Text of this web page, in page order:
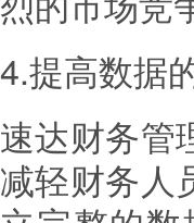
4.提高数据
速达财务管
减轻财务人